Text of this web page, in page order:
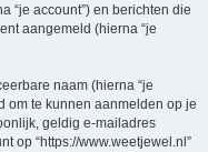
“je account”) en berichten die
aangemeld (hierna “je
naam (hierna “je
om te kunnen aanmelden op je
geldig e-mailadres
op “https://www.weetjewel.nl”